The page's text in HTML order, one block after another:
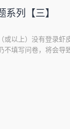
系列【三】
或以上）没有登录虾
不填写问卷，将会导
将会直接屏蔽